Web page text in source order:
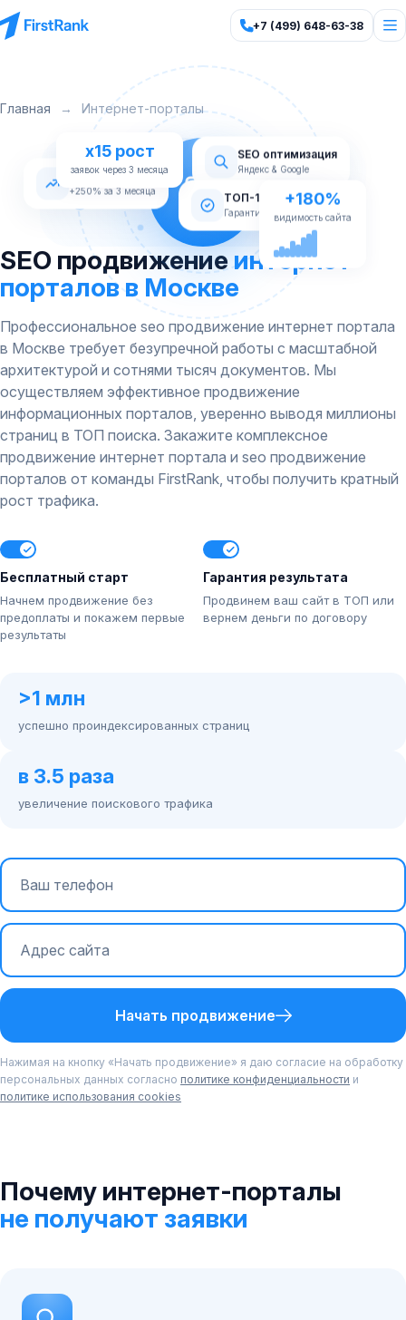
+7 (499) 648-63-38
Главная → Интернет-порталы
SEO продвижениеинтернет-
порталов в Москве
Профессиональное seo продвижение интернет портала
в Москве требует безупречной работы с масштабной
архитектурой и сотнями тысяч документов. Мы
осуществляем эффективное продвижение
информационных порталов, уверенно выводя миллионы
страниц в ТОП поиска. Закажите комплексное
продвижение интернет портала и seo продвижение
порталов от команды FirstRank, чтобы получить кратный
рост трафика.
Бесплатный старт
Начнем продвижение без
предоплаты и покажем первые
результаты
Гарантия результата
Продвинем ваш сайт в ТОП или
вернем деньги по договору
>1 млн
успешно проиндексированных страниц
в 3.5 раза
увеличение поискового трафика
Начать продвижение
Нажимая на кнопку «Начать продвижение» я даю согласие на обработку
персональных данных согласно политике конфиденциальности и
политике использования cookies
SEO оптимизация
Яндекс & Google
Рост трафика
+250% за 3 месяца ТОП-10 Яндекс
Гарантия по договору
x15 рост
заявок через 3 месяца
+180%
видимость сайта
Почему интернет-порталы
не получают заявки